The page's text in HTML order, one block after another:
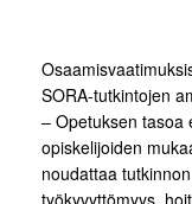
SORA-tutkintojen
– Opetuksen tasoa
opiskelijoiden
noudattaa